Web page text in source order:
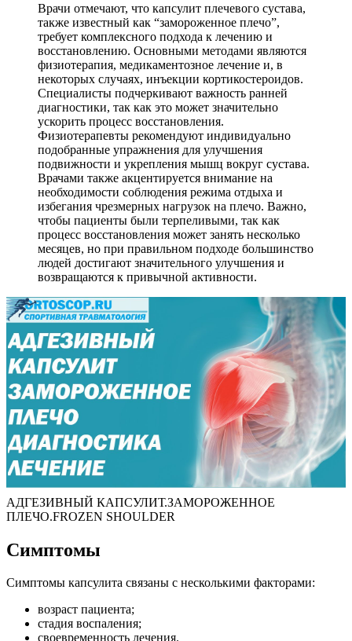
Врачи отмечают, что капсулит плечевого сустава,
также известный как “замороженное плечо”,
требует комплексного подхода к лечению и
восстановлению. Основными методами являются
физиотерапия, медикаментозное лечение и, в
некоторых случаях, инъекции кортикостероидов.
Специалисты подчеркивают важность ранней
диагностики, так как это может значительно
ускорить процесс восстановления.
Физиотерапевты рекомендуют индивидуально
подобранные упражнения для улучшения
подвижности и укрепления мышц вокруг сустава.
Врачами также акцентируется внимание на
необходимости соблюдения режима отдыха и
избегания чрезмерных нагрузок на плечо. Важно,
чтобы пациенты были терпеливыми, так как
процесс восстановления может занять несколько
месяцев, но при правильном подходе большинство
людей достигают значительного улучшения и
возвращаются к привычной активности.
АДГЕЗИВНЫЙ КАПСУЛИТ.ЗАМОРОЖЕННОЕ
ПЛЕЧО.FROZEN SHOULDER
Симптомы
Симптомы капсулита связаны с несколькими факторами:
возраст пациента;
стадия воспаления;
своевременность лечения.